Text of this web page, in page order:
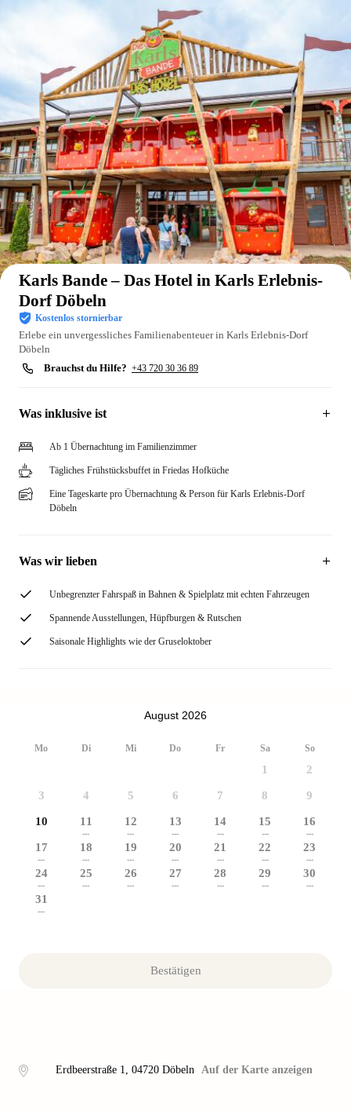
Auf der Karte anzeigen
Karls Bande – Das Hotel in Karls Erlebnis-
Dorf Döbeln
Kostenlos stornierbar
Erlebe ein unvergessliches Familienabenteuer in Karls Erlebnis-Dorf
Döbeln
Brauchst du Hilfe? +43 720 30 36 89
Was inklusive ist
Ab 1 Übernachtung im Familienzimmer
Tägliches Frühstücksbuffet in Friedas Hofküche
Eine Tageskarte pro Übernachtung & Person für Karls Erlebnis-Dorf
Döbeln
Was wir lieben
Unbegrenzter Fahrspaß in Bahnen & Spielplatz mit echten Fahrzeugen
Spannende Ausstellungen, Hüpfburgen & Rutschen
Saisonale Highlights wie der Gruseloktober
August 2026
Mo Di Mi Do Fr Sa So
1 2
3 4 5 6 7 8 9
10 11
---
12
---
13
---
14
---
15
---
16
---
17
---
18
---
19
---
20
---
21
---
22
---
23
---
24
---
25
---
26
---
27
---
28
---
29
---
30
---
31
---
Bestätigen
Erdbeerstraße 1, 04720 Döbeln Auf der Karte anzeigen